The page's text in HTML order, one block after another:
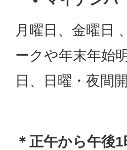
月曜日、金曜日
ークや年末年始
日、日曜・夜間
＊正午から午後